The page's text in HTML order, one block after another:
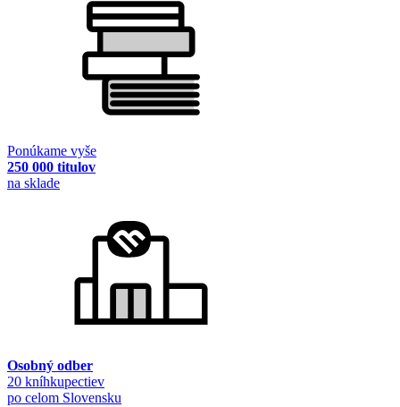
Ponúkame vyše
250 000 titulov
na sklade
Osobný odber
20 kníhkupectiev
po celom Slovensku